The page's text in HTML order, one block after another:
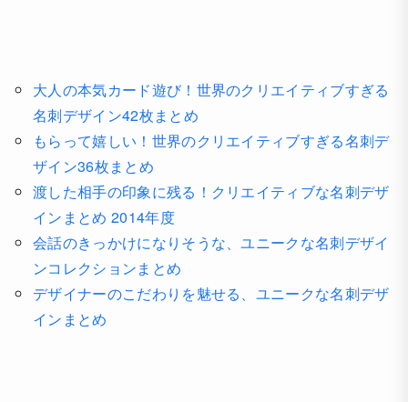
大人の本気カード遊び！世界のクリエイティブすぎる
名刺デザイン42枚まとめ
もらって嬉しい！世界のクリエイティブすぎる名刺デ
ザイン36枚まとめ
渡した相手の印象に残る！クリエイティブな名刺デザ
インまとめ 2014年度
会話のきっかけになりそうな、ユニークな名刺デザイ
ンコレクションまとめ
デザイナーのこだわりを魅せる、ユニークな名刺デザ
インまとめ